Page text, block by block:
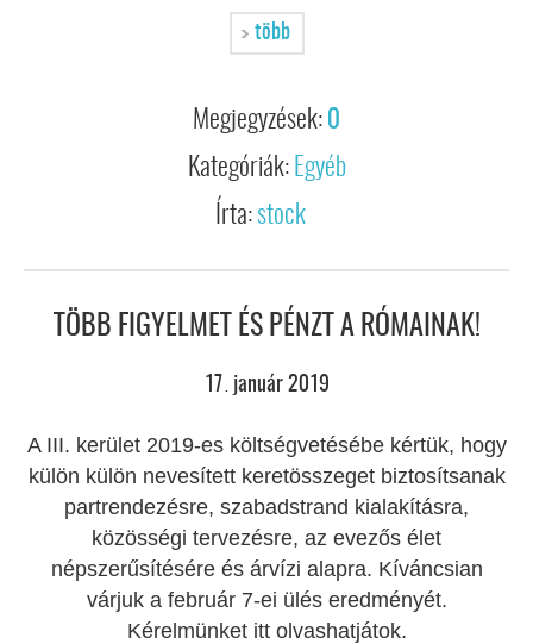
több
Megjegyzések: 0
Kategóriák: Egyéb
Írta:stock
TÖBB FIGYELMET ÉS PÉNZT A RÓMAINAK!
17 . január 2019
A III. kerület 2019-es költségvetésébe kértük, hogy
külön külön nevesített keretösszeget biztosítsanak
partrendezésre, szabadstrand kialakításra,
közösségi tervezésre, az evezős élet
népszerűsítésére és árvízi alapra. Kíváncsian
várjuk a február 7-ei ülés eredményét.
Kérelmünket itt olvashatjátok.